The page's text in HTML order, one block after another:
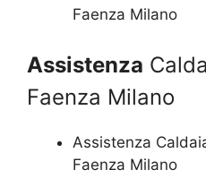
Faenza Milano
Assistenza
Faenza Milano
Assistenza
Faenza Milano